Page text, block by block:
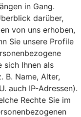
in Gang.
darüber,
von uns erhoben,
Sie unsere Profile
sich Ihnen als
B. Name, Alter,
auch IP-Adressen).
Rechte Sie im